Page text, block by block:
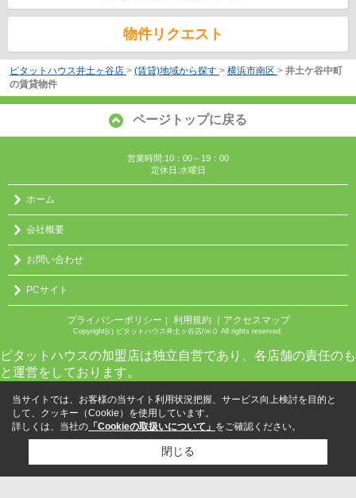
物件リクエスト
ピタットハウス井土ヶ谷店 > (賃貸)地域から探す > 横浜市南区 > 井土ケ谷中町
の賃貸物件
ページトップに戻る
営業時間:10：00～19：00
定休日:水曜日
ホーム
会社概要
お問い合わせ
PCサイト
プライバシーポリシー ｜ 利用規約 ｜アクセスマップ
Copyright(c) ピタットハウス井土ヶ谷店/㈱０ All rights reserved.
ピタットハウスの加盟店は独立自営であり、各店舗の責任のも
と運営をしております。
当サイトでは、お客様の当サイト利用状況把握、サービス向上検討を目的と
して、クッキー（Cookie）を使用しています。
詳しくは、当社の 「Cookieの取扱いについて」 をご確認ください。
閉じる